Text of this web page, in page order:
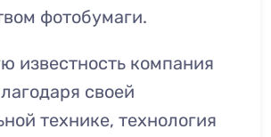
фотобумаги.
известность компания
своей
технике, технология